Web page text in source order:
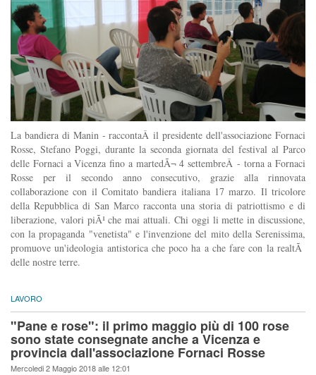
La bandiera di Manin - raccontaÂ il presidente dell'associazione Fornaci
Rosse, Stefano Poggi, durante la seconda giornata del festival al Parco
delle Fornaci a Vicenza fino a martedÃ¬ 4 settembreÂ - torna a Fornaci
Rosse per il secondo anno consecutivo, grazie alla rinnovata
collaborazione con il Comitato bandiera italiana 17 marzo. Il tricolore
della Repubblica di San Marco racconta una storia di patriottismo e di
liberazione, valori piÃ¹ che mai attuali. Chi oggi li mette in discussione,
con la propaganda "venetista" e l'invenzione del mito della Serenissima,
promuove un'ideologia antistorica che poco ha a che fare con la realtÃ
delle nostre terre.
LAVORO
"Pane e rose": il primo maggio più di 100 rose
sono state consegnate anche a Vicenza e
provincia dall'associazione Fornaci Rosse
Mercoledi 2 Maggio 2018 alle 12:01